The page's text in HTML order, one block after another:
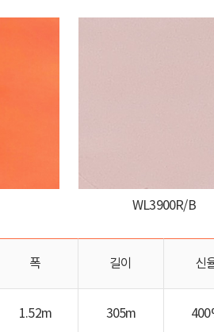
WL3900R/B
폭 길이 신
1.52m 305m